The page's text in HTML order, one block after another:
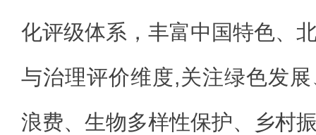
化评级体系，丰富中国特色、
与治理评价维度,关注绿色发
浪费、生物多样性保护、乡村